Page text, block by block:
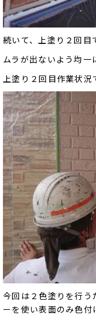
続いて、上塗り２回目
ムラが出ないよう均一
上塗り２回目作業状況
今回は２色塗りを行う
ーを使い表面のみ色付